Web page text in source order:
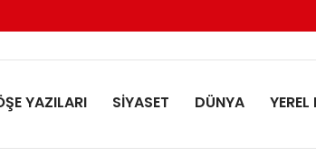
YAZILARI SİYASET DÜNYA YEREL